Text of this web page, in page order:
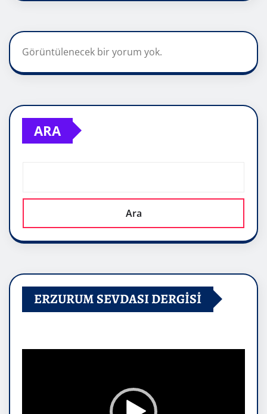
Görüntülenecek bir yorum yok.
ARA
Ara
ERZURUM SEVDASI DERGİSİ